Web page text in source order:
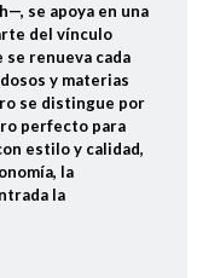
se apoya en una
del vínculo
renueva cada
y materias
se distingue por
perfecto para
estilo y calidad,
la
la